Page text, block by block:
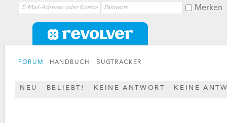
Merken
FORUM HANDBUCH BUGTRACKER
NEU BELIEBT! KEINE ANTWORT KEINE